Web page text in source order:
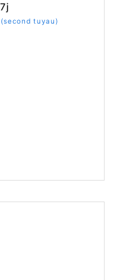
(second tuyau)